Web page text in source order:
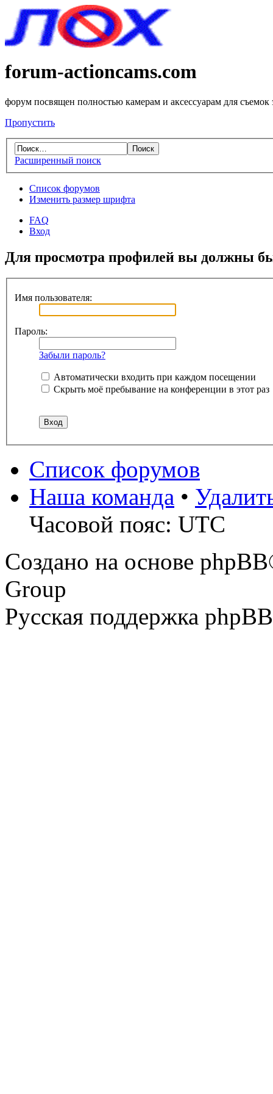
forum-actioncams.com
форум посвящен полностью камерам и аксессуарам для съемок
Пропустить
Расширенный поиск
Список форумов
Изменить размер шрифта
FAQ
Вход
Для просмотра профилей вы должны
Имя пользователя:
Пароль:
Забыли пароль?
Автоматически входить при каждом посещении
Скрыть моё пребывание на конференции в этот раз
Список форумов
Наша команда •
Часовой пояс: UTC
Создано на основе
Group
Русская поддержка phpBB